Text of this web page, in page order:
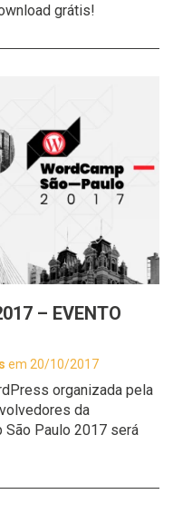
grátis!
– EVENTO
em 20/10/2017
organizada pela
da
São Paulo 2017 será